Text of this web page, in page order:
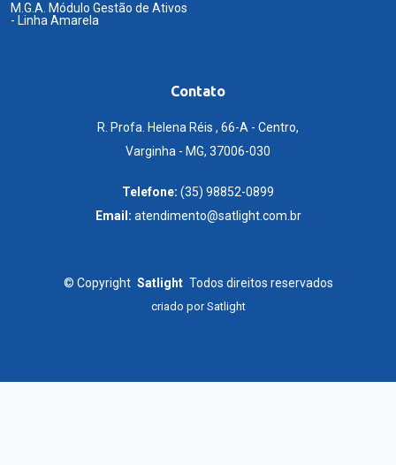
M.G.A. Módulo Gestão de Ativos
- Linha Amarela
Contato
R. Profa. Helena Réis , 66-A - Centro,
Varginha - MG, 37006-030
Telefone: (35) 98852-0899
Email: atendimento@satlight.com.br
© Copyright Satlight Todos direitos reservados
criado porSatlight